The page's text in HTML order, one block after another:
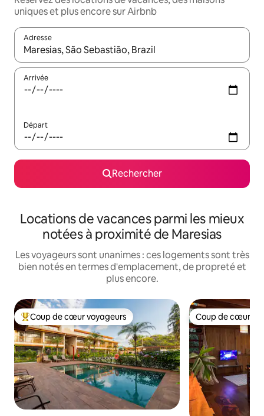
uniques et plus encore sur Airbnb
Adresse
Lorsque les résultats s'affichent, utilisez les flèches vers le
Arrivée
Départ
Rechercher
Locations de vacances parmi les mieux
notées à proximité de Maresias
Les voyageurs sont unanimes : ces logements sont très
bien notés en termes d'emplacement, de propreté et
plus encore.
Coups de cœur voyageurs les plus appréciés
Coup de cœur voyageurs Coup de cœur
Coup de cœur